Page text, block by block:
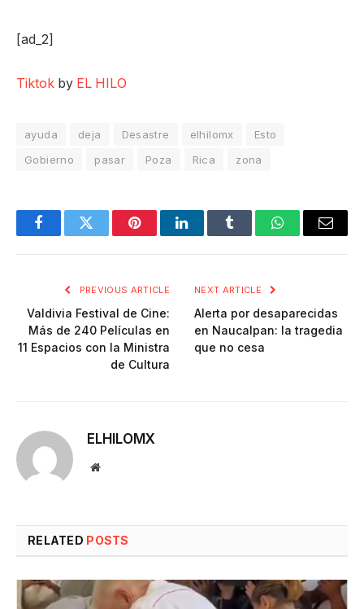
[ad_2]
Tiktok by EL HILO
ayuda deja Desastre elhilomx
Esto
Gobierno
pasar Poza Rica zona
FacebookTwitter PinterestLinkedInTumblr WhatsAppEmail
PREVIOUS ARTICLE
Valdivia Festival de Cine:
Más de 240 Películas en
11 Espacios con la Ministra
de Cultura
NEXT ARTICLE
Alerta por desaparecidas
en Naucalpan: la tragedia
que no cesa
ELHILOMX
Website
RELATED POSTS